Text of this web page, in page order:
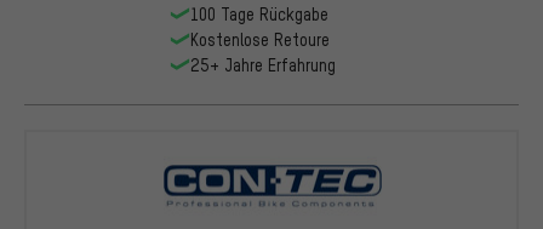
100 Tage Rückgabe
Kostenlose Retoure
25+ Jahre Erfahrung
CONTEC